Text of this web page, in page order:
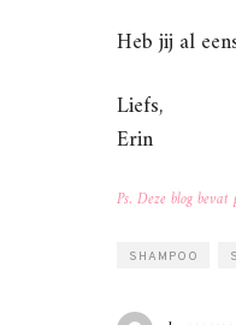
Heb jij al
Liefs,
Erin
Ps. Deze blog
SHAMPOO